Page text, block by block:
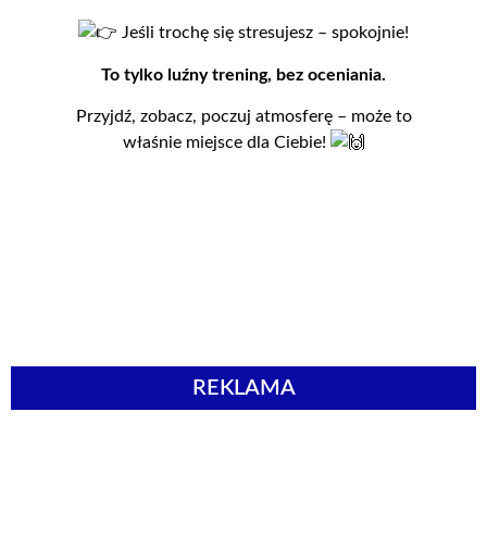
Jeśli trochę się stresujesz – spokojnie!
To tylko luźny trening, bez oceniania.
Przyjdź, zobacz, poczuj atmosferę – może to
właśnie miejsce dla Ciebie!
REKLAMA